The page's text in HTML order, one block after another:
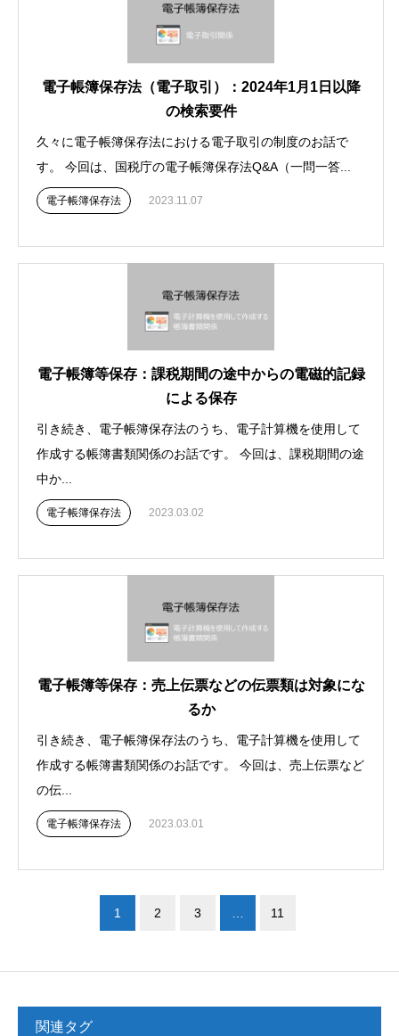
電子帳簿保存法（電子取引）：2024年1月1日以降
の検索要件
久々に電子帳簿保存法における電子取引の制度のお話で
す。 今回は、国税庁の電子帳簿保存法Q&A（一問一答...
電子帳簿保存法 2023.11.07
電子帳簿等保存：課税期間の途中からの電磁的記録
による保存
引き続き、電子帳簿保存法のうち、電子計算機を使用して
作成する帳簿書類関係のお話です。 今回は、課税期間の途
中か...
電子帳簿保存法 2023.03.02
電子帳簿等保存：売上伝票などの伝票類は対象にな
るか
引き続き、電子帳簿保存法のうち、電子計算機を使用して
作成する帳簿書類関係のお話です。 今回は、売上伝票など
の伝...
電子帳簿保存法 2023.03.01
1 2 3 … 11
関連タグ